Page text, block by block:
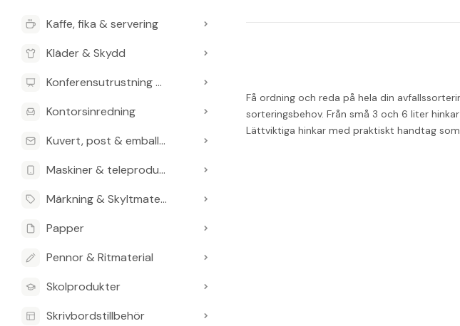
Kaffe, fika & servering
Kläder & Skydd
Konferensutrustning & Presentationsutrustning
Kontorsinredning
Kuvert, post & emballage
Maskiner & teleprodukter
Märkning & Skyltmaterial
Papper
Pennor & Ritmaterial
Skolprodukter
Skrivbordstillbehör
Få ordning och reda på hela din
sorteringsbehov. Från små 3 och 6 liter
Lättviktiga hinkar med praktiskt handtag